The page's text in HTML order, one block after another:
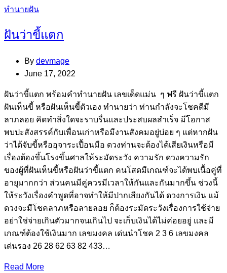
Categories
ทำนายฝัน
ฝันว่าขี้แตก
By devmage
June 17, 2022
ฝันว่าขี้แตก พร้อมคำทำนายฝัน เลขเด็ดแม่น ๆ ฟรี ฝันว่าขี้แตก
ฝันเห็นขี้ หรือฝันเห็นขี้ตัวเอง ทำนายว่า ท่านกำลังจะโชคดีมี
ลาภลอย คิดทำสิ่งใดจะราบรื่นและประสบผลสำเร็จ มีโอกาส
พบปะสังสรรค์กับเพื่อนเก่าหรือมีงานสังคมอยู่บ่อย ๆ แต่หากฝัน
ว่าได้จับขี้หรืออุจาระเปื้อนมือ ดวงท่านจะต้องได้เสียเงินหรือมี
เรื่องต้องขึ้นโรงขึ้นศาลให้ระมัดระวัง ความรัก ดวงความรัก
ของผู้ที่ฝันเห็นขี้หรือฝันว่าขี้แตก คนโสดมีเกณฑ์จะได้พบเนื้อคู่ที่
อายุมากกว่า ส่วนคนมีคู่ควรมีเวลาให้กันและกันมากขึ้น ช่วงนี้
ให้ระวังเรื่องคำพูดที่อาจทำให้มีปากเสียงกันได้ ดวงการเงิน แม้
ดวงจะมีโชคลาภหรือลายลอย ก็ต้องระมัดระวังเรื่องการใช้จ่าย
อย่าใช่จ่ายเกินตัวมากจนเกินไป จะเก็บเงินได้ไม่ค่อยอยู่ และมี
เกณฑ์ต้องใช้เงินมาก เลขมงคล เด่นนำโชค 2 3 6 เลขมงคล
เด่นรอง 26 28 62 63 82 433…
Read More